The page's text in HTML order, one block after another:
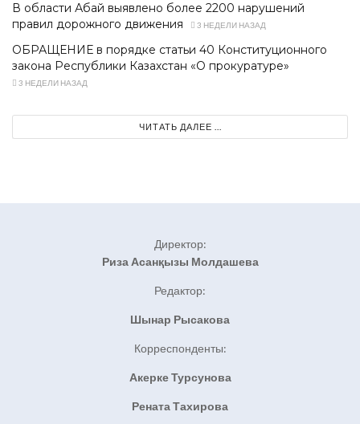
В области Абай выявлено более 2200 нарушений
правил дорожного движения
3 НЕДЕЛИ НАЗАД
ОБРАЩЕНИЕ в порядке статьи 40 Конституционного
закона Республики Казахстан «О прокуратуре»
3 НЕДЕЛИ НАЗАД
ЧИТАТЬ ДАЛЕЕ ...
Директор:
Риза Асанқызы Молдашева
Редактор:
Шынар Рысакова
Корреспонденты:
Акерке Турсунова
Рената Тахирова